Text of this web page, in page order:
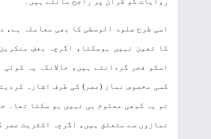
اسی طرح صلوۃ الوسطی کا بھی معاملہ ہے،
کا تعین نہیں ہوسکتا، اگرچہ بعض
اسکو فجر گردانتے ہیں، حالانکہ یہ
کسی مخصوص نماز (عصر) کی طرف اشارہ
تو یہ کبھی معلوم ہی نہیں ہو سکتا تھا۔
نمازوں سے متعلق ہیں، اگرچہ اکثریت عصر